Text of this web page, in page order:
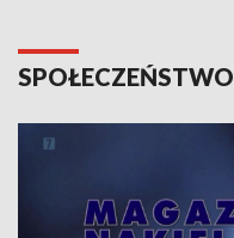
SPOŁECZEŃSTWO